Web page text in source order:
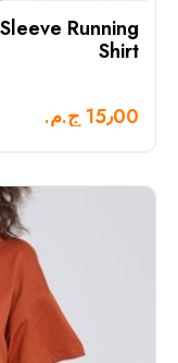
Running
Shirt
15٫00 ج.م.‏